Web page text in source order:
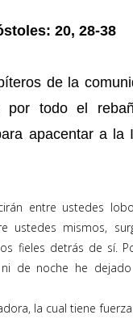
20, 28-38
de la
por todo el
apacentar a la
entre ustedes
mismos,
fieles detrás de sí.
de noche he
la cual tiene